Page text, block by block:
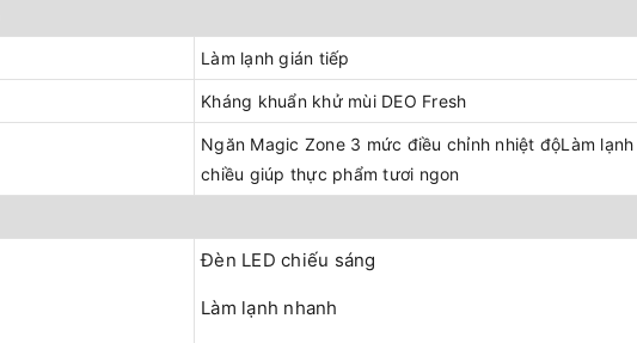
Làm lạnh gián tiếp
Kháng khuẩn khử mùi DEO Fresh
Ngăn Magic Zone 3 mức điều chỉnh nhiệt độLàm
chiều giúp thực phẩm tươi ngon
Đèn LED chiếu sáng
Làm lạnh nhanh